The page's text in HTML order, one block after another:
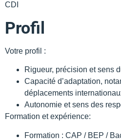
CDI
Profil
Votre profil :
Rigueur, précision et sens
Capacité d’adaptation,
déplacements
Autonomie et sens des
Formation et expérience:
Formation : CAP / BEP /